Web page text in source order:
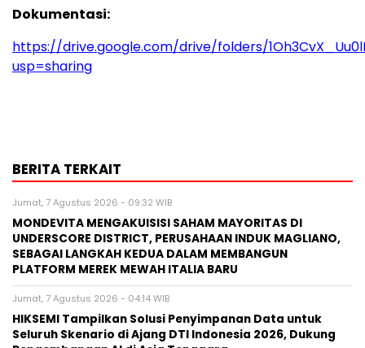
Dokumentasi:
https://drive.google.com/drive/folders/
usp=sharing
BERITA TERKAIT
Jumat, 7 Agustus 2026 - 09:32 WIB
MONDEVITA MENGAKUISISI SAHAM MAYORITAS DI
UNDERSCORE DISTRICT, PERUSAHAAN INDUK MAGLIANO,
SEBAGAI LANGKAH KEDUA DALAM MEMBANGUN
PLATFORM MEREK MEWAH ITALIA BARU
Jumat, 7 Agustus 2026 - 04:14 WIB
HIKSEMI Tampilkan Solusi Penyimpanan Data untuk
Seluruh Skenario di Ajang DTI Indonesia 2026, Dukung